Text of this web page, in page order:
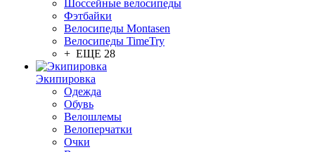
Шоссейные велосипеды
Фэтбайки
Велосипеды Montasen
Велосипеды TimeTry
+ ЕЩЕ 28
Экипировка
Одежда
Обувь
Велошлемы
Велоперчатки
Очки